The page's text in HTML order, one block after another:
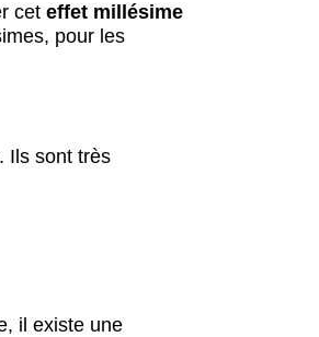
cet effet millésime
pour les
Ils sont très
il existe une